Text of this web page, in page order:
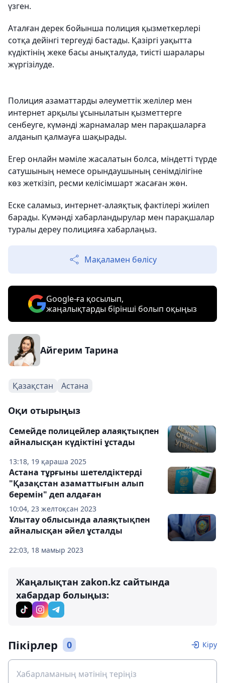
үзген.
Аталған дерек бойынша полиция қызметкерлері
сотқа дейінгі тергеуді бастады. Қазіргі уақытта
күдіктінің жеке басы анықталуда, тиісті шаралары
жүргізілуде.
Полиция азаматтарды әлеуметтік желілер мен
интернет арқылы ұсынылатын қызметтерге
сенбеуге, күмәнді жарнамалар мен парақшаларға
алданып қалмауға шақырады.
Егер онлайн мәміле жасалатын болса, міндетті түрде
сатушының немесе орындаушының сенімділігіне
көз жеткізіп, ресми келісімшарт жасаған жөн.
Еске саламыз, интернет-алаяқтық фактілері жиілеп
барады. Күмәнді хабарландырулар мен парақшалар
туралы дереу полицияға хабарлаңыз.
Мақаламен бөлісу
Google-ға қосылып,
жаңалықтарды бірінші болып оқыңыз
Айгерим Тарина
Қазақстан Астана
Оқи отырыңыз
13:18, 19 қараша 2025
Семейде полицейлер алаяқтықпен
айналысқан күдіктіні ұстады
10:04, 23 желтоқсан 2023
Астана тұрғыны шетелдіктерді
"Қазақстан азаматтығын алып
беремін" деп алдаған
22:03, 18 мамыр 2023
Ұлытау облысында алаяқтықпен
айналысқан әйел ұсталды
Жаңалықтан zakon.kz сайтында
хабардар болыңыз:
Пікірлер 0 Кіру